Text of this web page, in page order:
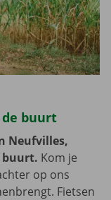
buurt
Neufvilles,
buurt. Kom je
op ons
Fietsen